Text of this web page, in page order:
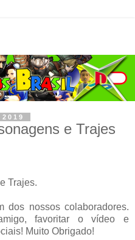
e Trajes
Trajes.
dos nossos colaboradores.
favoritar o vídeo e
Muito Obrigado!